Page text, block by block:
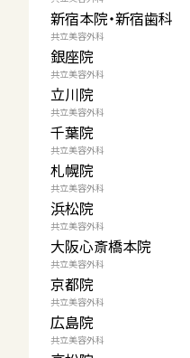
新宿本院・新宿歯科
共立美容外科
銀座院
共立美容外科
立川院
共立美容外科
千葉院
共立美容外科
札幌院
共立美容外科
浜松院
共立美容外科
大阪心斎橋本院
共立美容外科
京都院
共立美容外科
広島院
共立美容外科